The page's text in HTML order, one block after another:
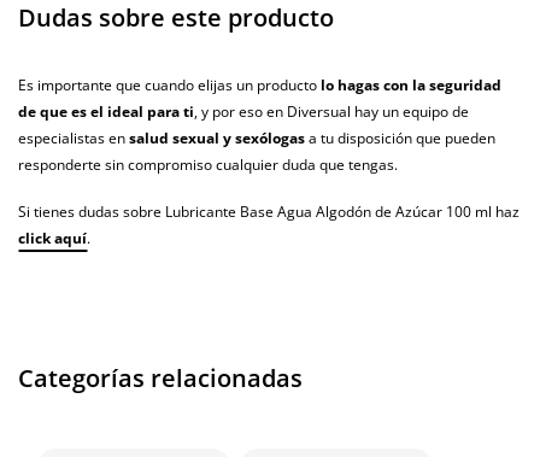
Dudas sobre este producto
Es importante que cuando elijas un producto lo hagas con la seguridad
de que es el ideal para ti, y por eso en Diversual hay un equipo de
especialistas ensalud sexual y sexólogasa tu disposición que pueden
responderte sin compromiso cualquier duda que tengas.
Si tienes dudas sobre Lubricante Base Agua Algodón de Azúcar 100 ml haz
click aquí.
Categorías relacionadas